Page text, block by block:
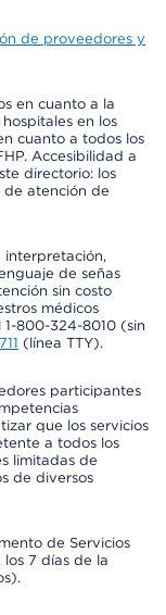
de proveedores y
en cuanto a la
en los
cuanto a todos los
Accesibilidad a
directorio: los
de atención de
interpretación,
de señas
sin costo
médicos
800-324-8010 (sin
711 (línea TTY).
participantes
que los servicios
a todos los
limitadas de
de diversos
de Servicios
los 7 días de la